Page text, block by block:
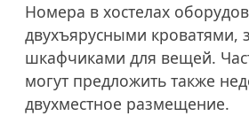
Номера в хостелах
двухъярусными
шкафчиками для вещей.
могут предложить также
двухместное размещение.